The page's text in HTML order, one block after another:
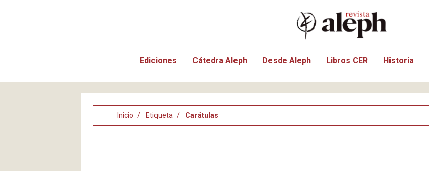
Ediciones Cátedra Aleph Desde Aleph Libros CER Historia
Inicio Etiqueta Carátulas